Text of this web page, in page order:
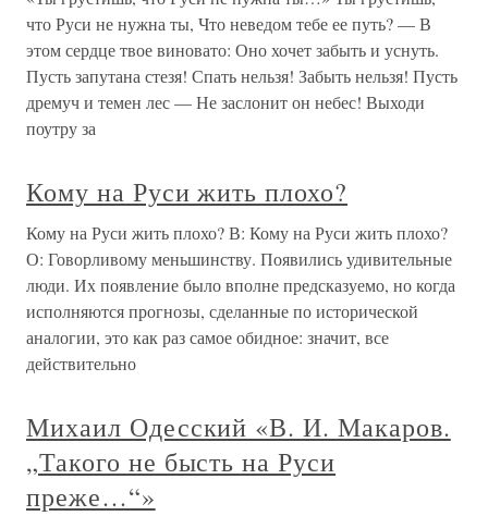
что Руси не нужна ты, Что неведом тебе ее путь? — В
этом сердце твое виновато: Оно хочет забыть и уснуть.
Пусть запутана стезя! Спать нельзя! Забыть нельзя! Пусть
дремуч и темен лес — Не заслонит он небес! Выходи
поутру за
Кому на Руси жить плохо?
Кому на Руси жить плохо? В: Кому на Руси жить плохо?
О: Говорливому меньшинству. Появились удивительные
люди. Их появление было вполне предсказуемо, но когда
исполняются прогнозы, сделанные по исторической
аналогии, это как раз самое обидное: значит, все
действительно
Михаил Одесский «В. И. Макаров.
„Такого не бысть на Руси
преже…“»